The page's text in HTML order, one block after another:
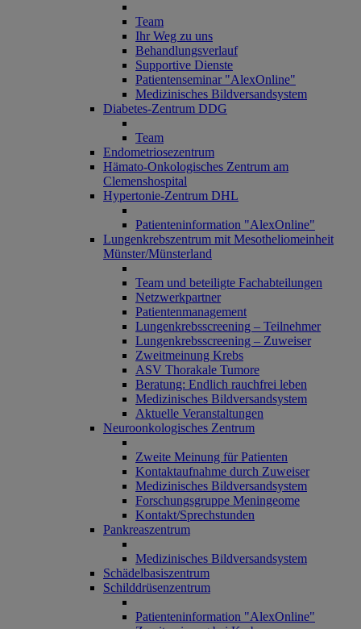
Team
Ihr Weg zu uns
Behandlungsverlauf
Supportive Dienste
Patientenseminar "AlexOnline"
Medizinisches Bildversandsystem
Diabetes-Zentrum DDG
Team
Endometriosezentrum
Hämato-Onkologisches Zentrum am
Clemenshospital
Hypertonie-Zentrum DHL
Patienteninformation "AlexOnline"
Lungenkrebszentrum mit Mesotheliomeinheit
Münster/Münsterland
Team und beteiligte Fachabteilungen
Netzwerkpartner
Patientenmanagement
Lungenkrebsscreening – Teilnehmer
Lungenkrebsscreening – Zuweiser
Zweitmeinung Krebs
ASV Thorakale Tumore
Beratung: Endlich rauchfrei leben
Medizinisches Bildversandsystem
Aktuelle Veranstaltungen
Neuroonkologisches Zentrum
Zweite Meinung für Patienten
Kontaktaufnahme durch Zuweiser
Medizinisches Bildversandsystem
Forschungsgruppe Meningeome
Kontakt/Sprechstunden
Pankreaszentrum
Medizinisches Bildversandsystem
Schädelbasiszentrum
Schilddrüsenzentrum
Patienteninformation "AlexOnline"